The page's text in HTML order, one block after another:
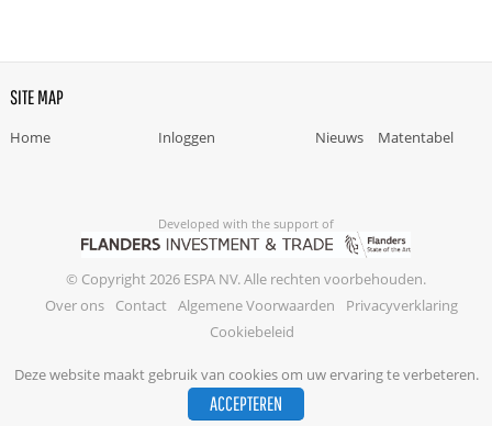
Deze website maakt gebruik van cookies om uw ervaring te verbeteren.
ACCEPTEREN
SITE MAP
Home Inloggen Nieuws Matentabel
Developed with the support of
© Copyright 2026 ESPA NV. Alle rechten voorbehouden.
Over ons
Contact Algemene Voorwaarden
Privacyverklaring
Cookiebeleid